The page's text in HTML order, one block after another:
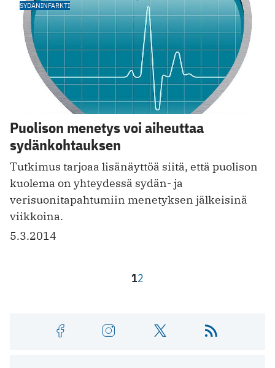
SYDÄNINFARKTI
Puolison menetys voi aiheuttaa
sydänkohtauksen
Tutkimus tarjoaa lisänäyttöä siitä, että puolison
kuolema on yhteydessä sydän- ja
verisuonitapahtumiin menetyksen jälkeisinä
viikkoina.
5.3.2014
12